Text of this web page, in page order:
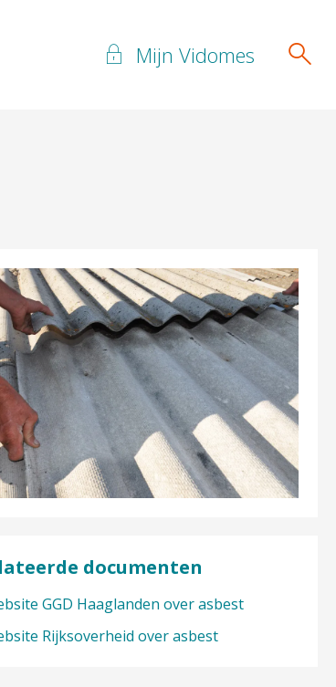
Mijn Vidomes
documenten
GGD Haaglanden over asbest
Rijksoverheid over asbest